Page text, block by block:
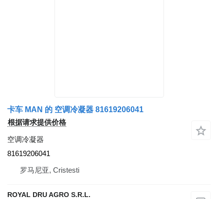
卡车 MAN 的 空调冷凝器 81619206041
根据请求提供价格
空调冷凝器
81619206041
罗马尼亚, Cristesti
ROYAL DRU AGRO S.R.L.